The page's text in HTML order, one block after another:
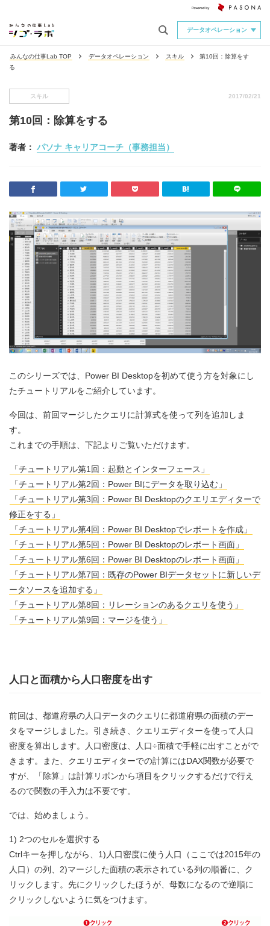
データオペレーション
みんなの仕事Lab TOP データオペレーション スキル
第10回：除算をす
る
スキル 2017/02/21
第10回：除算をする
著者： パソナ キャリアコーチ（事務担当）
このシリーズでは、Power BI Desktopを初めて使う方を対象にし
たチュートリアルをご紹介しています。
今回は、前回マージしたクエリに計算式を使って列を追加しま
す。
これまでの手順は、下記よりご覧いただけます。
「チュートリアル第1回：起動とインターフェース」
「チュートリアル第2回：Power BIにデータを取り込む」
「チュートリアル第3回：Power BI Desktopのクエリエディターで
修正をする」
「チュートリアル第4回：Power BI Desktopでレポートを作成」
「チュートリアル第5回：Power BI Desktopのレポート画面」
「チュートリアル第6回：Power BI Desktopのレポート画面」
「チュートリアル第7回：既存のPower BIデータセットに新しいデ
ータソースを追加する」
「チュートリアル第8回：リレーションのあるクエリを使う」
「チュートリアル第9回：マージを使う」
人口と面積から人口密度を出す
前回は、都道府県の人口データのクエリに都道府県の面積のデー
タをマージしました。引き続き、クエリエディターを使って人口
密度を算出します。人口密度は、人口÷面積で手軽に出すことがで
きます。また、クエリエディターでの計算にはDAX関数が必要で
すが、「除算」は計算リボンから項目をクリックするだけで行え
るので関数の手入力は不要です。
では、始めましょう。
1) 2つのセルを選択する
Ctrlキーを押しながら、1)人口密度に使う人口（ここでは2015年の
人口）の列、2)マージした面積の表示されている列の順番に、ク
リックします。先にクリックしたほうが、母数になるので逆順に
クリックしないように気をつけます。